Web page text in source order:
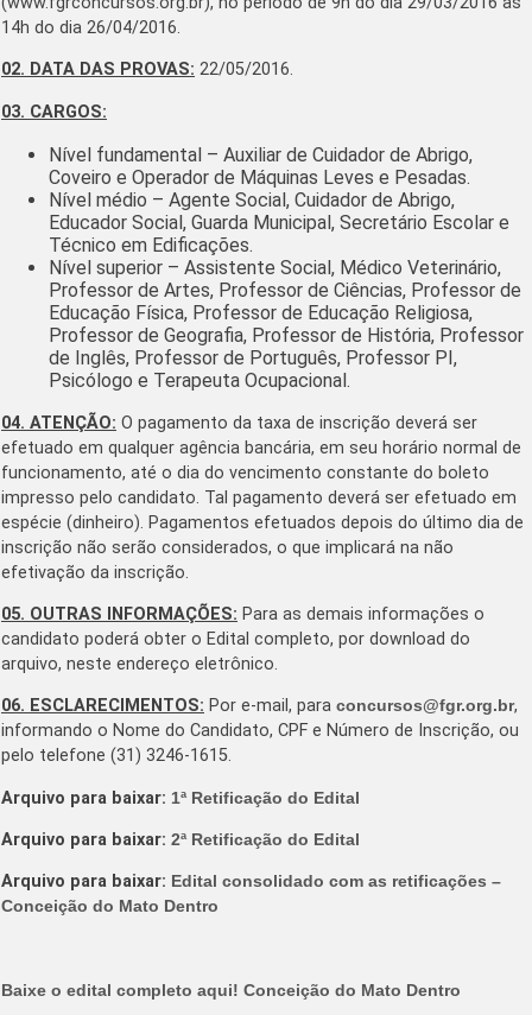
14h do dia 26/04/2016.
02. DATA DAS PROVAS: 22/05/2016.
03. CARGOS:
Nível fundamental – Auxiliar de Cuidador de Abrigo,
Coveiro e Operador de Máquinas Leves e Pesadas.
Nível médio – Agente Social, Cuidador de Abrigo,
Educador Social, Guarda Municipal, Secretário Escolar e
Técnico em Edificações.
Nível superior – Assistente Social, Médico Veterinário,
Professor de Artes, Professor de Ciências, Professor de
Educação Física, Professor de Educação Religiosa,
Professor de Geografia, Professor de História, Professor
de Inglês, Professor de Português, Professor PI,
Psicólogo e Terapeuta Ocupacional.
04. ATENÇÃO: O pagamento da taxa de inscrição deverá ser
efetuado em qualquer agência bancária, em seu horário normal de
funcionamento, até o dia do vencimento constante do boleto
impresso pelo candidato. Tal pagamento deverá ser efetuado em
espécie (dinheiro). Pagamentos efetuados depois do último dia de
inscrição não serão considerados, o que implicará na não
efetivação da inscrição.
05. OUTRAS INFORMAÇÕES: Para as demais informações o
candidato poderá obter o Edital completo, por download do
arquivo, neste endereço eletrônico.
06. ESCLARECIMENTOS: Por e-mail, para concursos@fgr.org.br,
informando o Nome do Candidato, CPF e Número de Inscrição, ou
pelo telefone (31) 3246-1615.
Arquivo para baixar: 1ª Retificação do Edital
Arquivo para baixar: 2ª Retificação do Edital
Arquivo para baixar: Edital consolidado com as retificações –
Conceição do Mato Dentro
Baixe o edital completo aqui! Conceição do Mato Dentro